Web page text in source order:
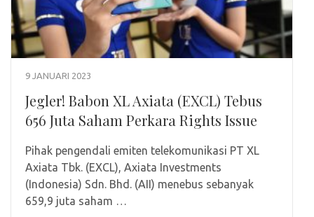
9 JANUARI 2023
Jegler! Babon XL Axiata (EXCL) Tebus
656 Juta Saham Perkara Rights Issue
Pihak pengendali emiten telekomunikasi PT XL
Axiata Tbk. (EXCL), Axiata Investments
(Indonesia) Sdn. Bhd. (AII) menebus sebanyak
659,9 juta saham …